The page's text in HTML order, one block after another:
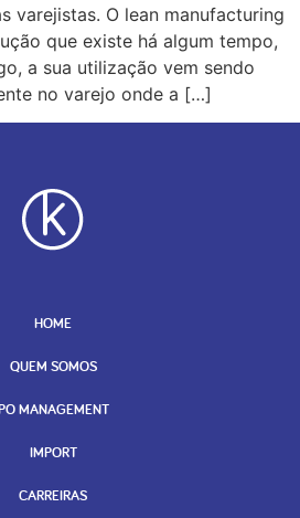
varejistas. O lean manufacturing
que existe há algum tempo,
a sua utilização vem sendo
no varejo onde a […]
HOME
QUEM SOMOS
MANAGEMENT
IMPORT
CARREIRAS